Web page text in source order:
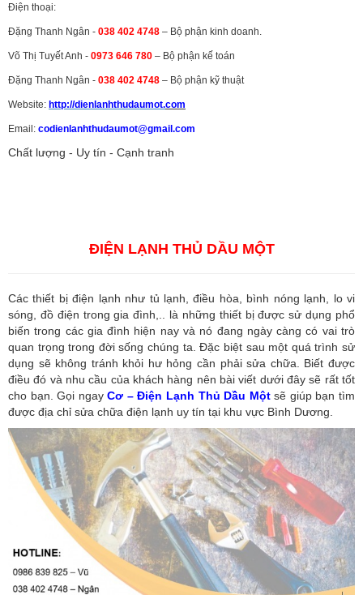
Điện thoại:
Đặng Thanh Ngân - 038 402 4748 – Bộ phận kinh doanh.
Võ Thị Tuyết Anh - 0973 646 780 – Bộ phận kế toán
Đặng Thanh Ngân - 038 402 4748 – Bộ phận kỹ thuật
Website: http://dienlanhthudaumot.com
Email: codienlanhthudaumot@gmail.com
Chất lượng - Uy tín - Cạnh tranh
ĐIỆN LẠNH THỦ DẦU MỘT
Các thiết bị điện lạnh như tủ lạnh, điều hòa, bình nóng lạnh, lo vi
sóng, đồ điện trong gia đình,.. là những thiết bị được sử dụng phổ
biến trong các gia đình hiện nay và nó đang ngày càng có vai trò
quan trọng trong đời sống chúng ta. Đặc biệt sau một quá trình sử
dụng sẽ không tránh khỏi hư hỏng cần phải sửa chữa. Biết được
điều đó và nhu cầu của khách hàng nên bài viết dưới đây sẽ rất tốt
cho bạn. Gọi ngayCơ – Điện Lạnh Thủ Dầu Một sẽ giúp bạn tìm
được địa chỉ sửa chữa điện lạnh uy tín tại khu vực Bình Dương.